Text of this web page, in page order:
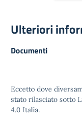
Ulteriori
Documenti
Eccetto dove
stato rilasciato sotto
4.0 Italia.